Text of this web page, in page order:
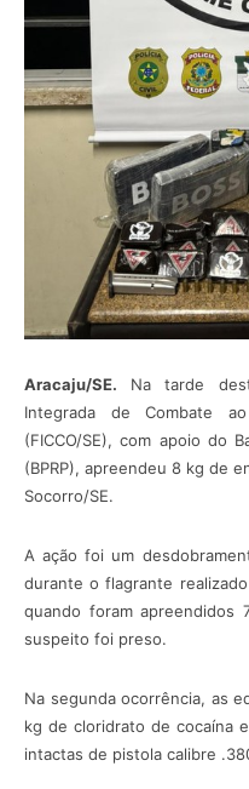
Aracaju/SE. Na tarde
Integrada de Combate
(FICCO/SE), com apoio do
(BPRP), apreendeu 8 kg de
Socorro/SE.
A ação foi um
durante o flagrante
quando foram apreendidos
suspeito foi preso.
Na segunda ocorrência, as
kg de cloridrato de cocaína
intactas de pistola calibre